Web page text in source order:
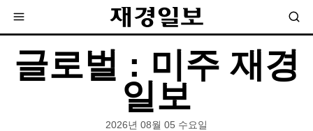
글로벌 : 미주 재경
일보
2026년 08월 05 수요일